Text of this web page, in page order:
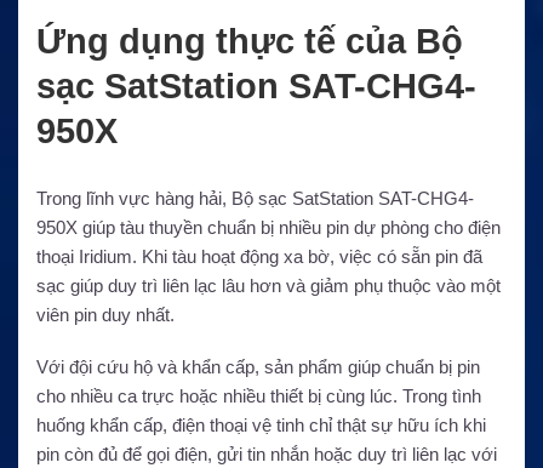
Ứng dụng thực tế của Bộ
sạc SatStation SAT-CHG4-
950X
Trong lĩnh vực hàng hải, Bộ sạc SatStation SAT-CHG4-
950X giúp tàu thuyền chuẩn bị nhiều pin dự phòng cho điện
thoại Iridium. Khi tàu hoạt động xa bờ, việc có sẵn pin đã
sạc giúp duy trì liên lạc lâu hơn và giảm phụ thuộc vào một
viên pin duy nhất.
Với đội cứu hộ và khẩn cấp, sản phẩm giúp chuẩn bị pin
cho nhiều ca trực hoặc nhiều thiết bị cùng lúc. Trong tình
huống khẩn cấp, điện thoại vệ tinh chỉ thật sự hữu ích khi
pin còn đủ để gọi điện, gửi tin nhắn hoặc duy trì liên lạc với